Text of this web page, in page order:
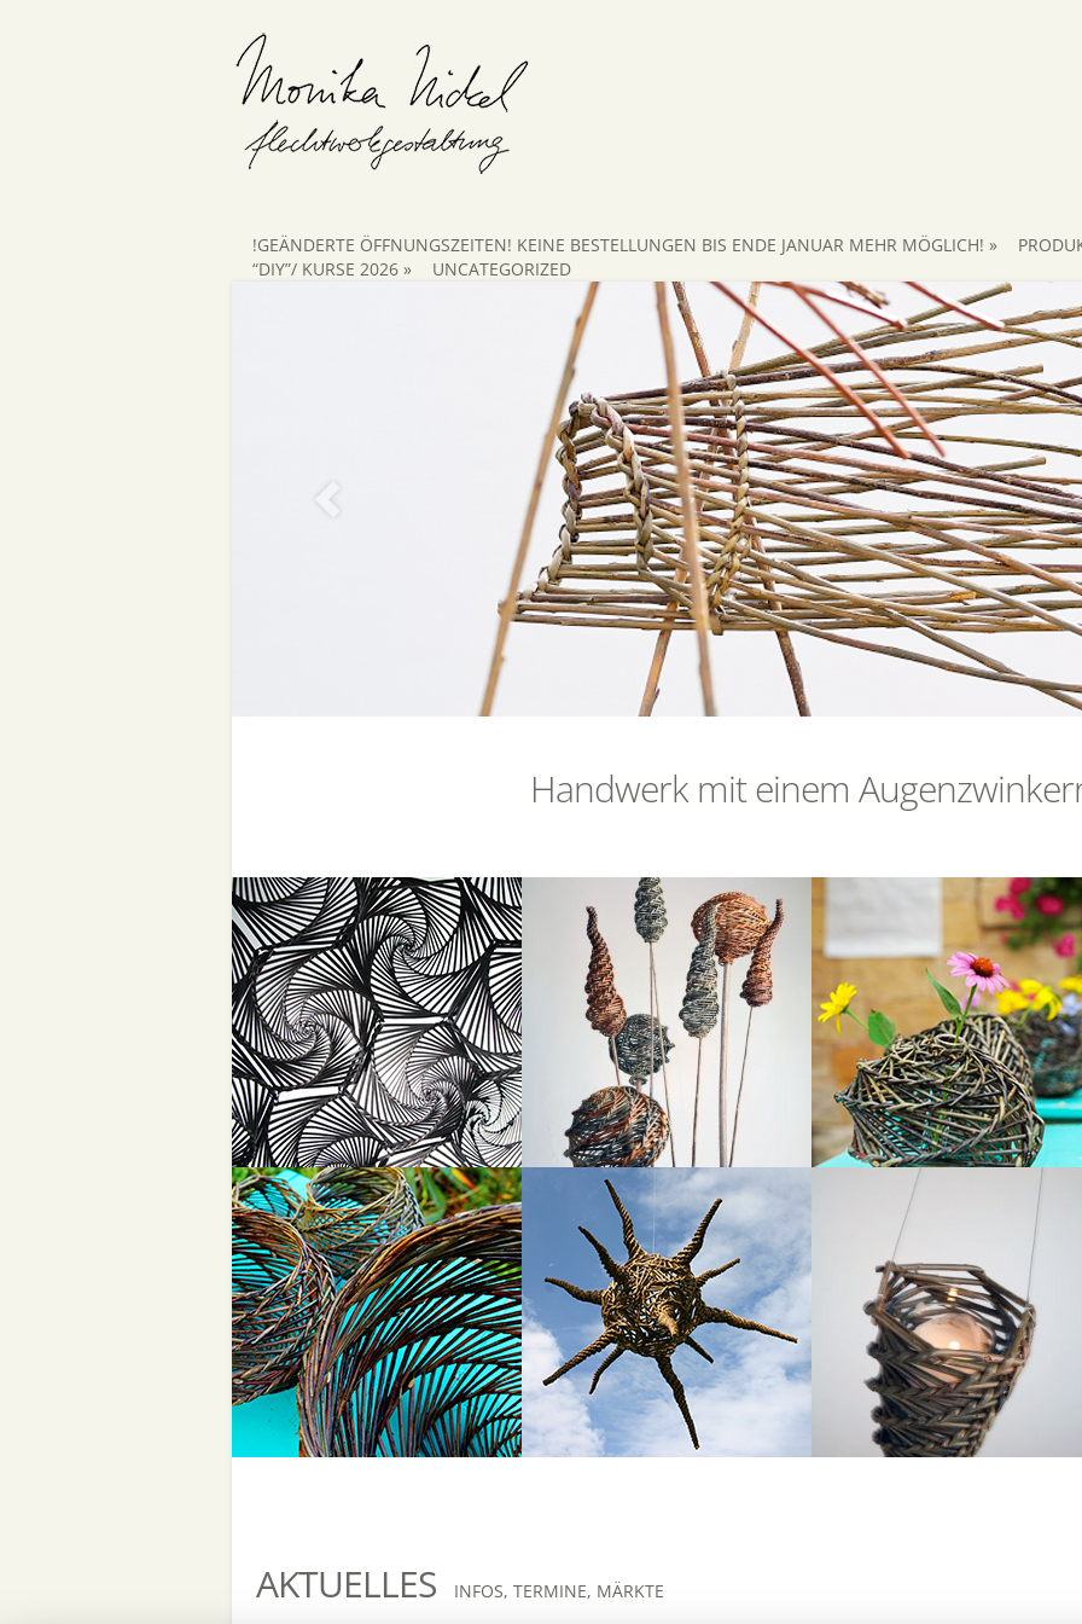
!GEÄNDERTE ÖFFNUNGSZEITEN! KEINE BESTELLUNGEN BIS ENDE JANUAR MEHR MÖGLICH! »
“DIY”/ KURSE 2026 » UNCATEGORIZED
Handwerk mit einem
AKTUELLES INFOS, TERMINE, MÄRKTE